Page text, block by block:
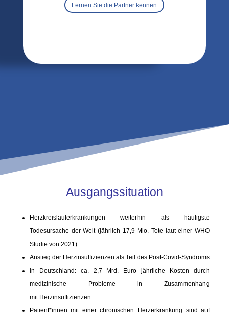
Lernen Sie die Partner kennen
Ausgangssituation
Herzkreislauferkrankungen weiterhin als häufigste
Todesursache der Welt (jährlich 17,9 Mio. Tote laut einer WHO
Studie von 2021)​
Anstieg der Herzinsuffizienzen als Teil des Post-Covid-Syndroms​
In Deutschland: ca. 2,7 Mrd. Euro jährliche Kostendurch
medizinische Probleme in Zusammenhang
mit Herzinsuffizienzen
Patient*innen mit einer chronischen Herzerkrankung sind auf